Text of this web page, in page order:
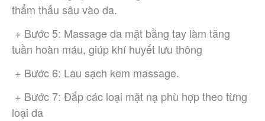
thẩm thấu sâu vào da.
tuần hoàn máu, giúp khí huyết lưu thông
+ Bước 6: Lau sạch kem massage.
loại da